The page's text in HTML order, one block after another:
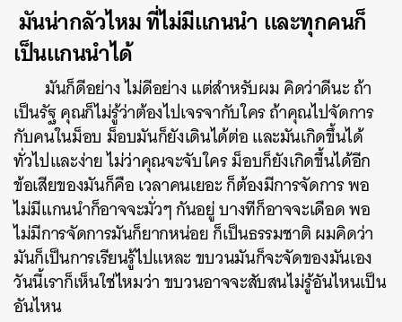
มันน่ากลัวไหม ที่ไม่มีแกนนำ และทุกคนก็
เป็นแกนนำได้
มันก็ดีอย่าง ไม่ดีอย่าง แต่สำหรับผม คิดว่าดีนะ ถ้า
เป็นรัฐ คุณก็ไม่รู้ว่าต้องไปเจรจากับใคร ถ้าคุณไปจัดการ
กับคนในม็อบ ม็อบมันก็ยังเดินได้ต่อ และมันเกิดขึ้นได้
ทั่วไปและง่าย ไม่ว่าคุณจะจับใคร ม็อบก็ยังเกิดขึ้นได้อีก
ข้อเสียของมันก็คือ เวลาคนเยอะ ก็ต้องมีการจัดการ พอ
ไม่มีแกนนำก็อาจจะมั่วๆ กันอยู่ บางทีก็อาจจะเดือด พอ
ไม่มีการจัดการมันก็ยากหน่อย ก็เป็นธรรมชาติ ผมคิดว่า
มันก็เป็นการเรียนรู้ไปแหละ ขบวนมันก็จะจัดของมันเอง
วันนี้เราก็เห็นใช่ไหมว่า ขบวนอาจจะสับสนไม่รู้อันไหนเป็น
อันไหน